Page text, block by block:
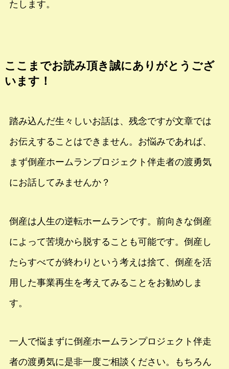
たします。
ここまでお読み頂き誠にありがとうござ
います！
踏み込んだ生々しいお話は、残念ですが文章では
お伝えすることはできません。お悩みであれば、
まず倒産ホームランプロジェクト伴走者の渡勇気
にお話してみませんか？
倒産は人生の逆転ホームランです。前向きな倒産
によって苦境から脱することも可能です。倒産し
たらすべてが終わりという考えは捨て、倒産を活
用した事業再生を考えてみることをお勧めしま
す。
一人で悩まずに倒産ホームランプロジェクト伴走
者の渡勇気に是非一度ご相談ください。もちろん